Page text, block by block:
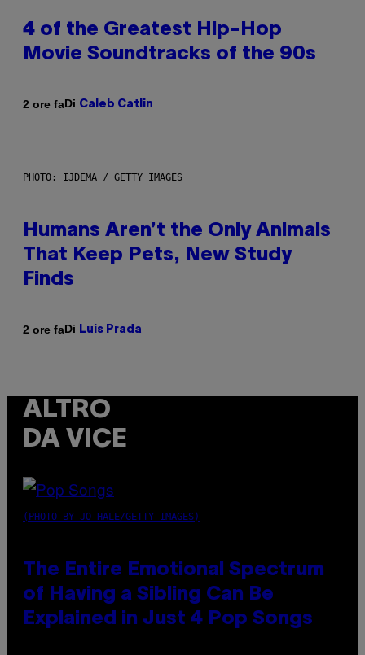
4 of the Greatest Hip-Hop
Movie Soundtracks of the 90s
2 ore faDi Caleb Catlin
PHOTO: IJDEMA / GETTY IMAGES
Humans Aren’t the Only Animals
That Keep Pets, New Study
Finds
2 ore faDi Luis Prada
ALTRO
DA VICE
(PHOTO BY JO HALE/GETTY IMAGES)
The Entire Emotional Spectrum
of Having a Sibling Can Be
Explained in Just 4 Pop Songs